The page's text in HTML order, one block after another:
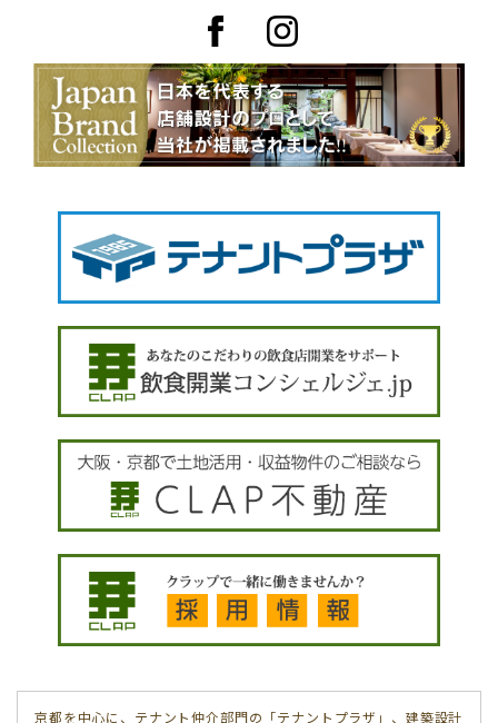
京都を中心に、テナント仲介部門の「テナントプラザ」、建築設計